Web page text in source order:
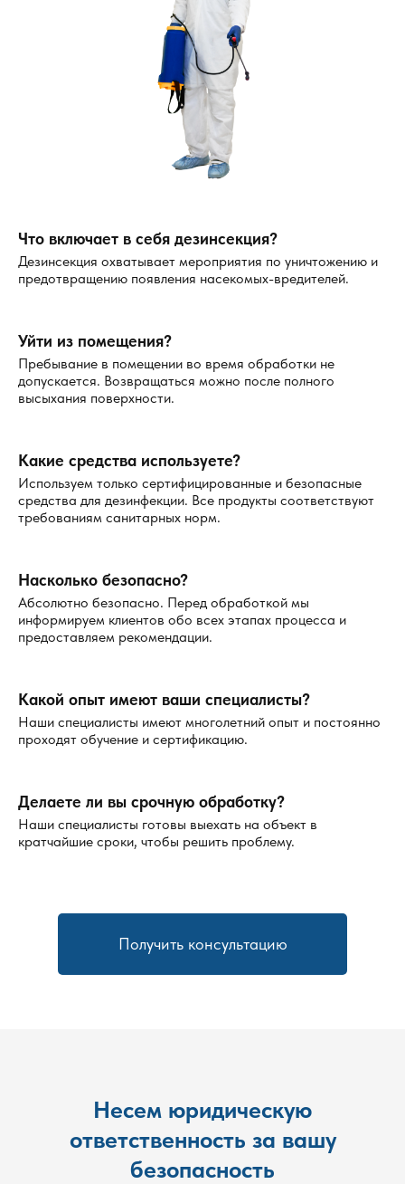
бесплатную повторную обработку в случае, если
насекомые появились снова в течение гарантийного
срока. Повторная процедура проводится тем же
методом с учётом всех особенностей объекта.
Процедура выполняется строго по нормативам, с
применением профессионального оборудования и
эффективных средств. Уничтожение тараканов с
гарантией в Киржаче — это точная услуга, которая даёт
Что включает в себя дезинсекция?
Дезинсекция охватывает мероприятия по уничтожению и
предотвращению появления насекомых-вредителей.
Уйти из помещения?
Пребывание в помещении во время обработки не
допускается. Возвращаться можно после полного
высыхания поверхности.
Какие средства используете?
Используем только сертифицированные и безопасные
средства для дезинфекции. Все продукты соответствуют
требованиям санитарных норм.
Насколько безопасно?
Абсолютно безопасно. Перед обработкой мы
информируем клиентов обо всех этапах процесса и
предоставляем рекомендации.
Какой опыт имеют ваши специалисты?
Наши специалисты имеют многолетний опыт и постоянно
проходят обучение и сертификацию.
Делаете ли вы срочную обработку?
Наши специалисты готовы выехать на объект в
кратчайшие сроки, чтобы решить проблему.
Получить консультацию
Несем юридическую
ответственность за вашу
безопасность